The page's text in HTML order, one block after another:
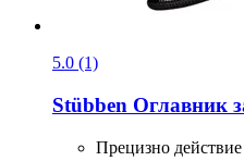
5.0 (1)
Stübben Оглавник
Прецизно действие